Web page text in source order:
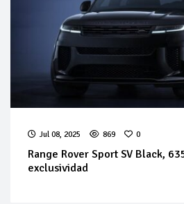
Jul 08, 2025 869 0
Range Rover Sport SV Black,
exclusividad